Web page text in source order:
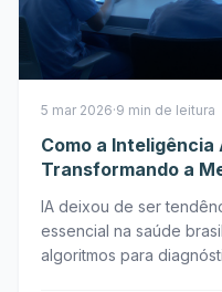
5 mar 2026·9 min de leitura
Como a
Transformando a
IA deixou de ser
essencial na saúde
algoritmos para